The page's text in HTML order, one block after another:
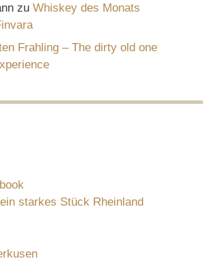
zu Whiskey des Monats
Frahling – The dirty old one
starkes Stück Rheinland